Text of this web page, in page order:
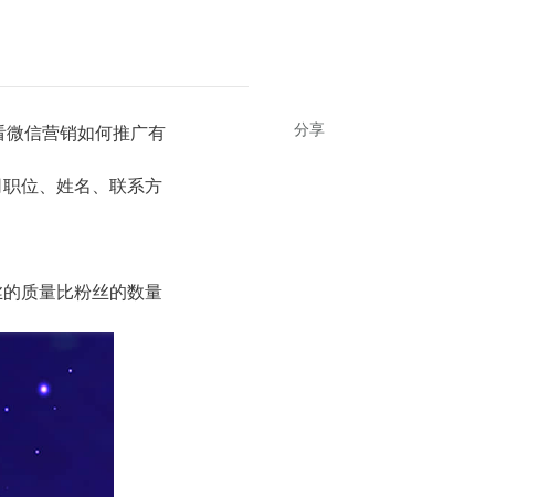
信营销如何推广有
位、姓名、联系方
质量比粉丝的数量
分享